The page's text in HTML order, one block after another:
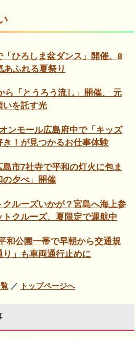
「ひろしま盆ダンス」開催、8
あふれる夏祭り
ら「とうろう流し」開催、 元
いを託す光
ンモール広島府中で「キッズ
！が見つかるお仕事体験
市7社寺で平和の灯火に包ま
の夕べ」開催
ルーズいかが？宮島へ海上参
クルーズ、夏限定で運航中
和公園一帯で早朝から交通規
」も車両通行止めに
／ トップページへ